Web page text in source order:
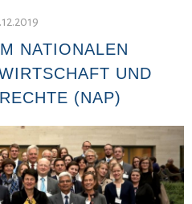
NATIONALEN
UND
(NAP)